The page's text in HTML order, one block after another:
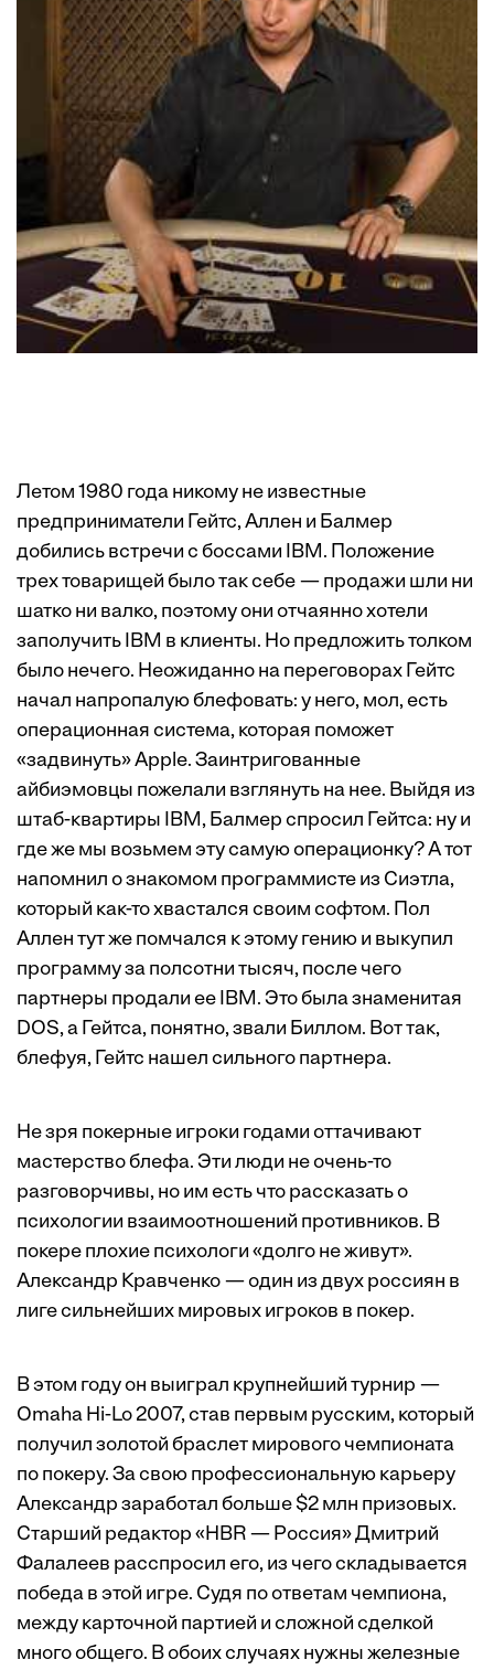
Летом 1980 года никому не известные
предприниматели Гейтс, Аллен и Балмер
добились встречи с боссами IBM. Положение
трех товарищей было так себе — продажи шли ни
шатко ни валко, поэтому они отчаянно хотели
заполучить IBM в клиенты. Но предложить толком
было нечего. Неожиданно на переговорах Гейтс
начал напропалую блефовать: у него, мол, есть
операционная система, которая поможет
«задвинуть» Apple. Заинтригованные
айбиэмовцы пожелали взглянуть на нее. Выйдя из
штаб-квартиры IBM, Балмер спросил Гейтса: ну и
где же мы возьмем эту самую операционку? А тот
напомнил о знакомом программисте из Сиэтла,
который как-то хвастался своим софтом. Пол
Аллен тут же помчался к этому гению и выкупил
программу за полсотни тысяч, после чего
партнеры продали ее IBM. Это была знаменитая
DOS, а Гейтса, понятно, звали Биллом. Вот так,
блефуя, Гейтс нашел сильного партнера.
Не зря покерные игроки годами оттачивают
мастерство блефа. Эти люди не очень-то
разговорчивы, но им есть что рассказать о
психологии взаимоотношений противников. В
покере плохие психологи «долго не живут».
Александр Кравченко — один из двух россиян в
лиге сильнейших мировых игроков в покер.
В этом году он выиграл крупнейший турнир —
Omaha Hi-Lo 2007, став первым русским, который
получил золотой браслет мирового чемпионата
по покеру. За свою профессиональную карьеру
Александр заработал больше $2 млн призовых.
Старший редактор «HBR — Россия» Дмитрий
Фалалеев расспросил его, из чего складывается
победа в этой игре. Судя по ответам чемпиона,
между карточной партией и сложной сделкой
много общего. В обоих случаях нужны железные